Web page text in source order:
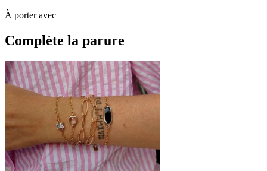
À porter avec
Complète la parure